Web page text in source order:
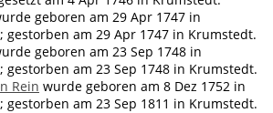
geboren am 29 Apr 1747 in
gestorben am 29 Apr 1747 in Krumstedt.
geboren am 23 Sep 1748 in
gestorben am 23 Sep 1748 in Krumstedt.
Rein wurde geboren am 8 Dez 1752 in
gestorben am 23 Sep 1811 in Krumstedt.